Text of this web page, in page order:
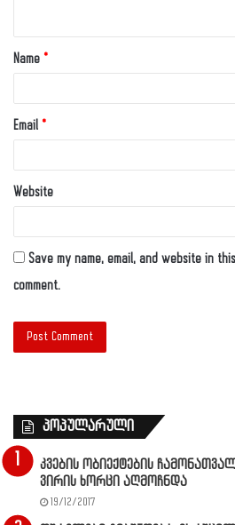
Name *
Email *
Website
Save my name, email, and website in
comment.
პოპულარული
კვების ობიექტების
ვირის ხორცი აღმოჩნდა
19/12/2017